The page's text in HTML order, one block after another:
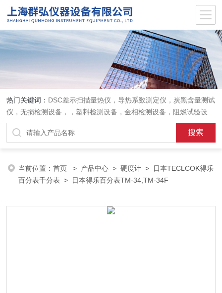
热门关键词： DSC差示扫描量热仪，导热系数测定仪，炭黑含量测试
仪，无损检测设备，，塑料检测设备，金相检测设备，阻燃试验设
备，耐环境老化设备，金属检测设备，量具量仪
当前位置：首页 > 产品中心 >硬度计 > 日本TECLCOK得乐
百分表千分表 > 日本得乐百分表TM-34,TM-34F